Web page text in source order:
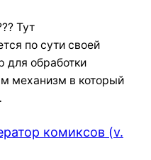
Тут
по сути своей
для обработки
механизм в который
комиксов (v.